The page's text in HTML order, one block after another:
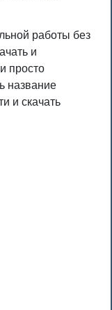
работы без
и
просто
название
и скачать